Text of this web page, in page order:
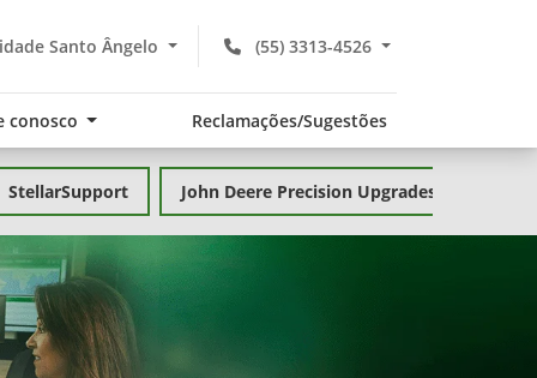
(55) 3313-4526
Santo Ângelo
conosco Reclamações/Sugestões
StellarSupport John Deere Precision Upgrades